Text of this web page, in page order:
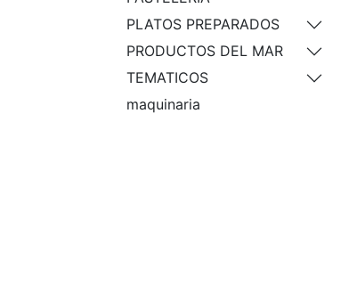
PLATOS PREPARADOS
PRODUCTOS DEL MAR
TEMATICOS
maquinaria